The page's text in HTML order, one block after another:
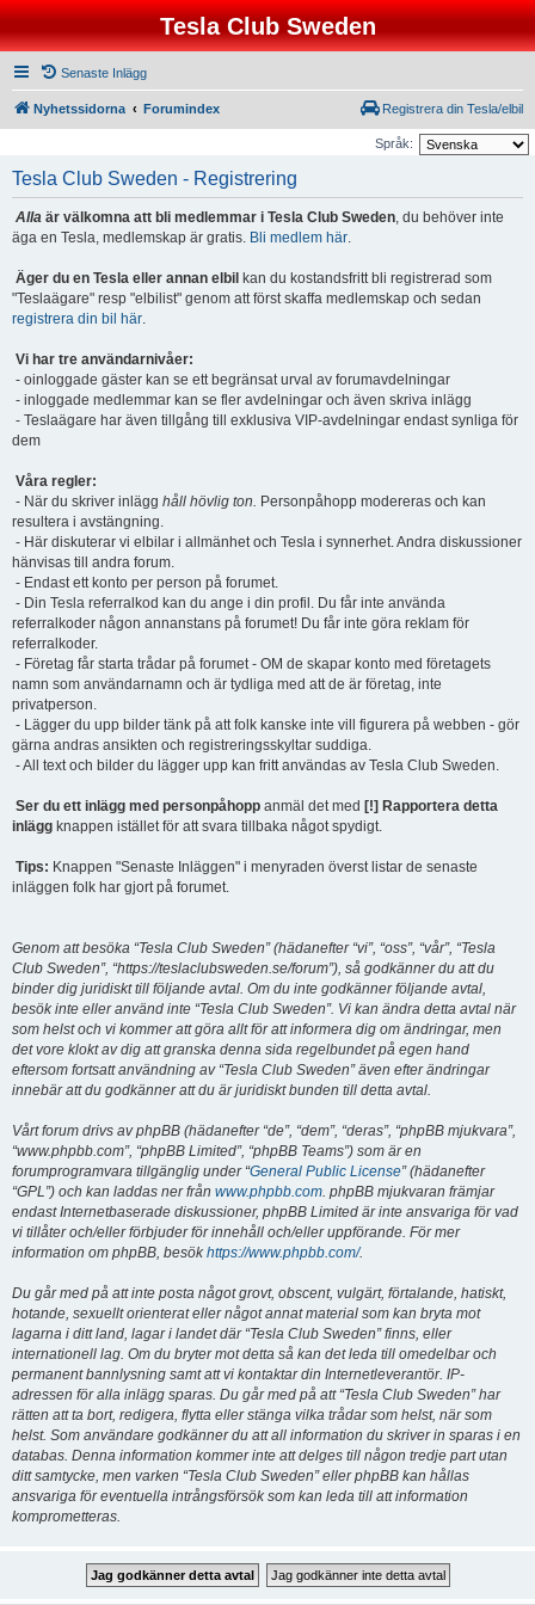
Tesla Club Sweden
Senaste Inlägg
Nyhetssidorna Forumindex Registrera din Tesla/elbil
Språk:
Tesla Club Sweden - Registrering
Alla är välkomna att bli medlemmar i Tesla Club Sweden, du behöver inte
äga en Tesla, medlemskap är gratis. Bli medlem här.
Äger du en Tesla eller annan elbil kan du kostandsfritt bli registrerad som
"Teslaägare" resp "elbilist" genom att först skaffa medlemskap och sedan
registrera din bil här.
Vi har tre användarnivåer:
- oinloggade gäster kan se ett begränsat urval av forumavdelningar
- inloggade medlemmar kan se fler avdelningar och även skriva inlägg
- Teslaägare har även tillgång till exklusiva VIP-avdelningar endast synliga för
dem
Våra regler:
- När du skriver inlägg håll hövlig ton. Personpåhopp modereras och kan
resultera i avstängning.
- Här diskuterar vi elbilar i allmänhet och Tesla i synnerhet. Andra diskussioner
hänvisas till andra forum.
- Endast ett konto per person på forumet.
- Din Tesla referralkod kan du ange i din profil. Du får inte använda
referralkoder någon annanstans på forumet! Du får inte göra reklam för
referralkoder.
- Företag får starta trådar på forumet - OM de skapar konto med företagets
namn som användarnamn och är tydliga med att de är företag, inte
privatperson.
- Lägger du upp bilder tänk på att folk kanske inte vill figurera på webben - gör
gärna andras ansikten och registreringsskyltar suddiga.
- All text och bilder du lägger upp kan fritt användas av Tesla Club Sweden.
Ser du ett inlägg med personpåhopp anmäl det med [!] Rapportera detta
inlägg knappen istället för att svara tillbaka något spydigt.
Tips: Knappen "Senaste Inläggen" i menyraden överst listar de senaste
inläggen folk har gjort på forumet.
Genom att besöka “Tesla Club Sweden” (hädanefter “vi”, “oss”, “vår”, “Tesla
Club Sweden”, “https://teslaclubsweden.se/forum”), så godkänner du att du
binder dig juridiskt till följande avtal. Om du inte godkänner följande avtal,
besök inte eller använd inte “Tesla Club Sweden”. Vi kan ändra detta avtal när
som helst och vi kommer att göra allt för att informera dig om ändringar, men
det vore klokt av dig att granska denna sida regelbundet på egen hand
eftersom fortsatt användning av “Tesla Club Sweden” även efter ändringar
innebär att du godkänner att du är juridiskt bunden till detta avtal.
Vårt forum drivs av phpBB (hädanefter “de”, “dem”, “deras”, “phpBB mjukvara”,
“www.phpbb.com”, “phpBB Limited”, “phpBB Teams”) som är en
forumprogramvara tillgänglig under “General Public License” (hädanefter
“GPL”) och kan laddas ner från www.phpbb.com. phpBB mjukvaran främjar
endast Internetbaserade diskussioner, phpBB Limited är inte ansvariga för vad
vi tillåter och/eller förbjuder för innehåll och/eller uppförande. För mer
information om phpBB, besökhttps://www.phpbb.com/.
Du går med på att inte posta något grovt, obscent, vulgärt, förtalande, hatiskt,
hotande, sexuellt orienterat eller något annat material som kan bryta mot
lagarna i ditt land, lagar i landet där “Tesla Club Sweden” finns, eller
internationell lag. Om du bryter mot detta så kan det leda till omedelbar och
permanent bannlysning samt att vi kontaktar din Internetleverantör. IP-
adressen för alla inlägg sparas. Du går med på att “Tesla Club Sweden” har
rätten att ta bort, redigera, flytta eller stänga vilka trådar som helst, när som
helst. Som användare godkänner du att all information du skriver in sparas i en
databas. Denna information kommer inte att delges till någon tredje part utan
ditt samtycke, men varken “Tesla Club Sweden” eller phpBB kan hållas
ansvariga för eventuella intrångsförsök som kan leda till att information
komprometteras.